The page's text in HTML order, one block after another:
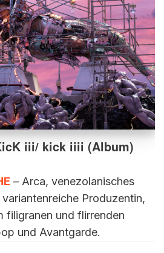
iii/ kick iiii (Album)
– Arca, venezolanisches
Produzentin,
filigranen und flirrenden
und Avantgarde.